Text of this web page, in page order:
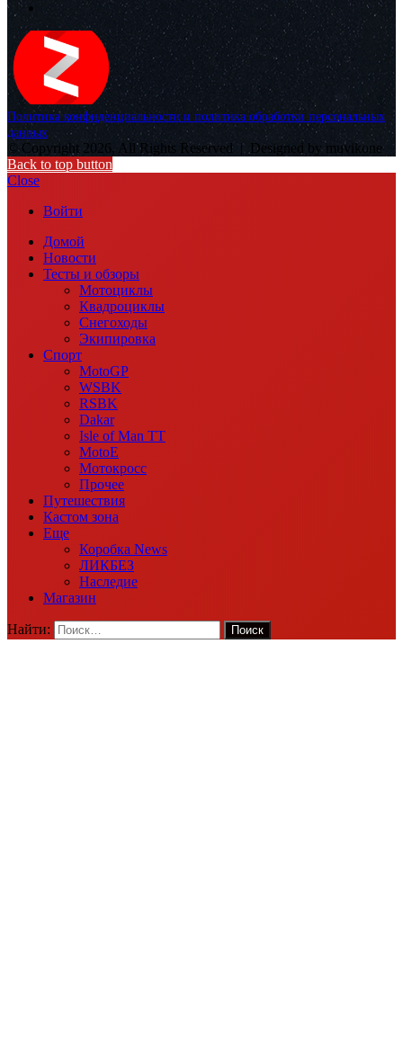
Политика конфиденциальности и политика обработки персональных
данных
© Copyright 2026, All Rights Reserved | Designed by muvikone
Back to top button
Close
Войти
Домой
Новости
Тесты и обзоры
Мотоциклы
Квадроциклы
Снегоходы
Экипировка
Спорт
MotoGP
WSBK
RSBK
Dakar
Isle of Man TT
MotoE
Мотокросс
Прочее
Путешествия
Кастом зона
Еще
Коробка News
ЛИКБЕЗ
Наследие
Магазин
Найти: